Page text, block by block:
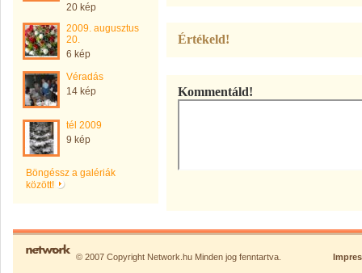
20 kép
2009. augusztus
20.
6 kép
Véradás
14 kép
tél 2009
9 kép
Böngéssz a galériák
között!
Értékeld!
Kommentáld!
© 2007 Copyright Network.hu Minden jog fenntartva.